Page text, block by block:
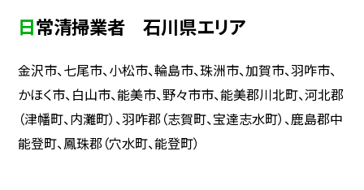
日常清掃業者 石川県エリア
金沢市、七尾市、小松市、輪島市、珠洲市、加賀市、羽咋市、
かほく市、白山市、能美市、野々市市、能美郡川北町、河北郡
（津幡町、内灘町）、羽咋郡（志賀町、宝達志水町）、鹿島郡中
能登町、鳳珠郡（穴水町、能登町）